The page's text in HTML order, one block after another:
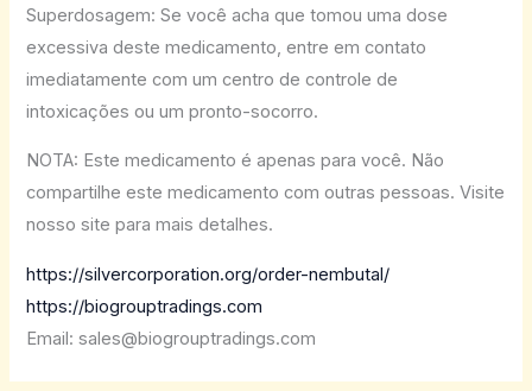
Superdosagem: Se você acha que tomou uma dose
excessiva deste medicamento, entre em contato
imediatamente com um centro de controle de
intoxicações ou um pronto-socorro.
NOTA: Este medicamento é apenas para você. Não
compartilhe este medicamento com outras pessoas. Visite
nosso site para mais detalhes.
https://silvercorporation.org/order-nembutal/
https://biogrouptradings.com
Email: sales@biogrouptradings.com